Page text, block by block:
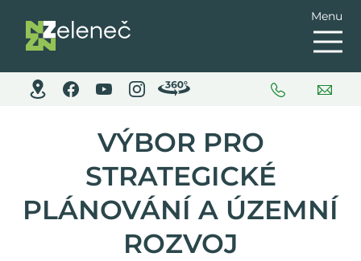
Menu
VÝBOR PRO
STRATEGICKÉ
PLÁNOVÁNÍ A ÚZEMNÍ
ROZVOJ